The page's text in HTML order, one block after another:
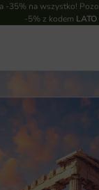
-35% na wszystko!
-5% z kodem LATO